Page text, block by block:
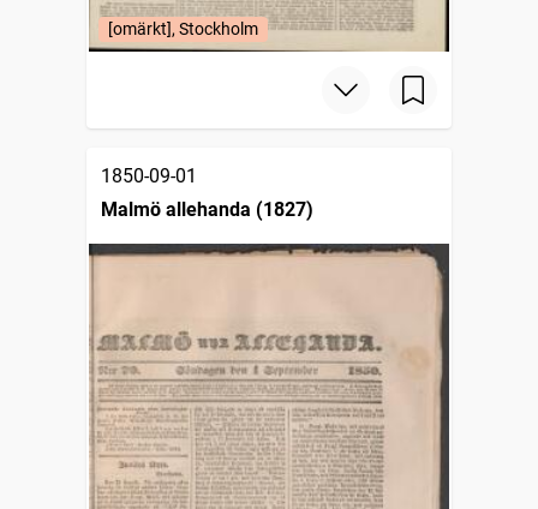
[omärkt], Stockholm
1850-09-01
Malmö allehanda (1827)